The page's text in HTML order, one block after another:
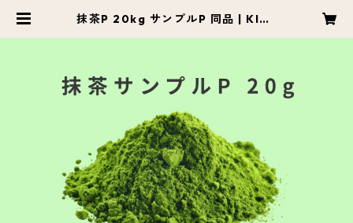
抹茶P 20kg サンプルP 同品 | KITC